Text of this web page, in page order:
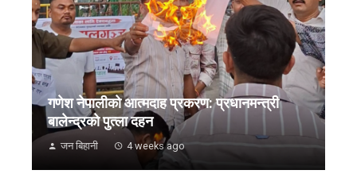
गणेश नेपालीको आत्मदाह प्रकरण: प्रधानमन्त्री
बालेन्द्रको पुत्ला दहन
जन बिहानी 4 weeks ago